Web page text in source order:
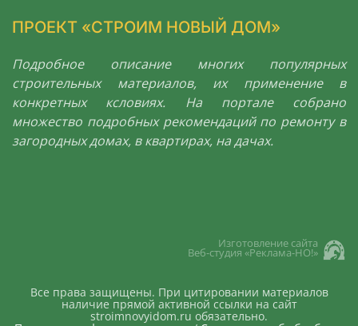
ПРОЕКТ «СТРОИМ НОВЫЙ ДОМ»
Подробное описание многих популярных
строительных материалов, их применение в
конкретных ксловиях. На портале собрано
множество подробных рекомендаций по ремонту в
загородных домах, в квартирах, на дачах.
Изготовление сайта
Веб-студия «Реклама-НО!»
Все права защищены. При цитировании материалов
наличие прямой активной ссылки на сайт
stroimnovyidom.ru обязательно.